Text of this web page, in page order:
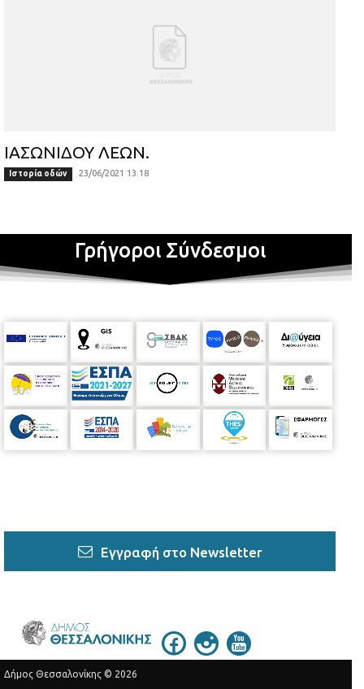
ΙΑΣΩΝΙΔΟΥ ΛΕΩΝ.
Ιστορία οδών 23/06/2021 13:18
Γρήγοροι Σύνδεσμοι
Εγγραφή στο Newsletter
Δήμος Θεσσαλονίκης © 2026